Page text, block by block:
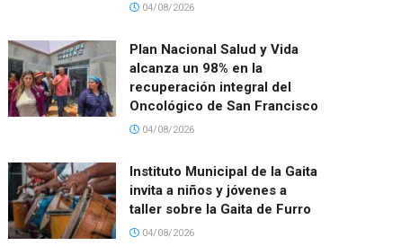
04/08/2026
Plan Nacional Salud y Vida
alcanza un 98% en la
recuperación integral del
Oncológico de San Francisco
04/08/2026
Instituto Municipal de la Gaita
invita a niños y jóvenes a
taller sobre la Gaita de Furro
04/08/2026